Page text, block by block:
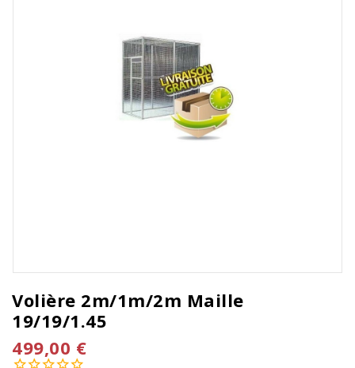
Volière 2m/1m/2m Maille
19/19/1.45
499,00 €